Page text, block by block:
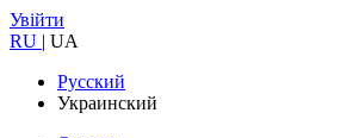
Увійти
RU | UA
Русский
Украинский